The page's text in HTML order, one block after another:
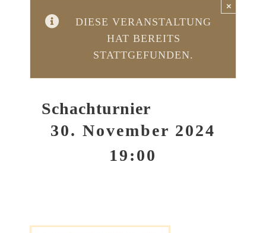
DIESE VERANSTALTUNG
HAT BEREITS
STATTGEFUNDEN.
×
Schachturnier
30. November 2024
19:00